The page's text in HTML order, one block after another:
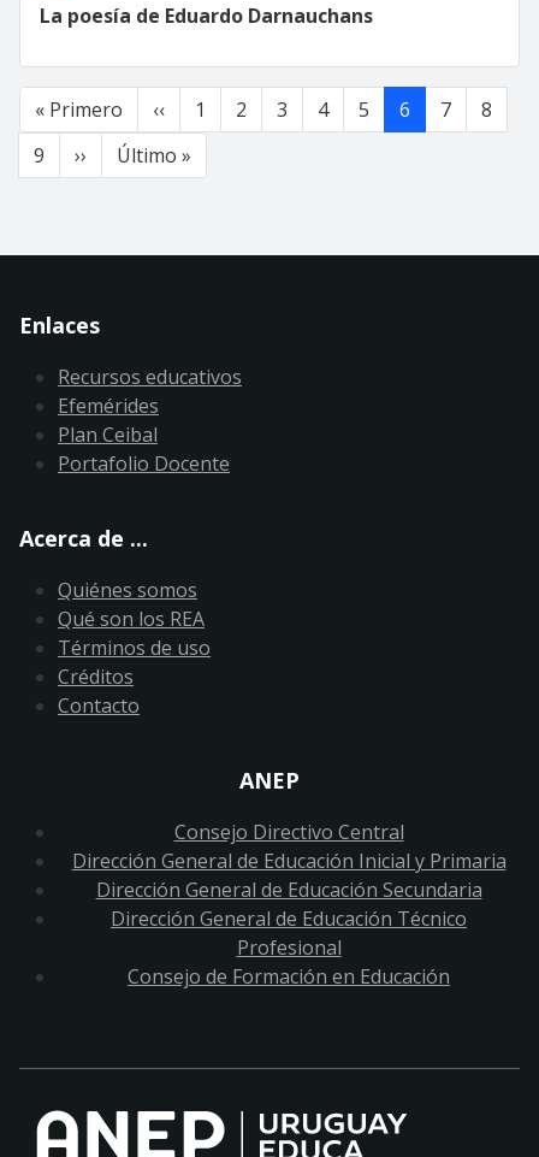
La poesía de Eduardo Darnauchans
Paginación
« Primero Primera página
‹‹Página anterior
1 2 3 4 5 6 7
8
9
›› Siguiente página
Último »
Enlaces
Recursos educativos
Efemérides
Plan Ceibal
Portafolio Docente
Acerca de ...
Quiénes somos
Qué son los REA
Términos de uso
Créditos
Contacto
ANEP
Consejo Directivo Central
Dirección General de Educación Inicial y Primaria
Dirección General de Educación Secundaria
Dirección General de Educación Técnico
Profesional
Consejo de Formación en Educación